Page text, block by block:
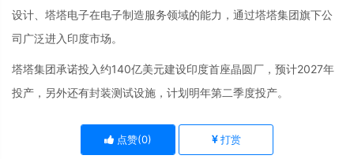
设计、塔塔电子在电子制造服务领域的能力，通过塔塔集团旗下公
司广泛进入印度市场。
塔塔集团承诺投入约140亿美元建设印度首座晶圆厂，预计2027年
投产，另外还有封装测试设施，计划明年第二季度投产。
点赞(0) 打赏